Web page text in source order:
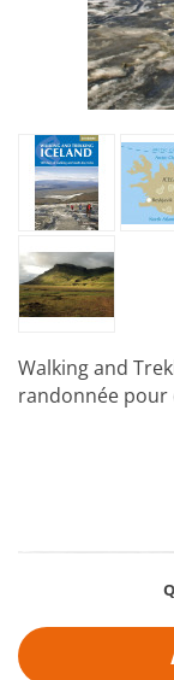
Walking and
randonnée pour